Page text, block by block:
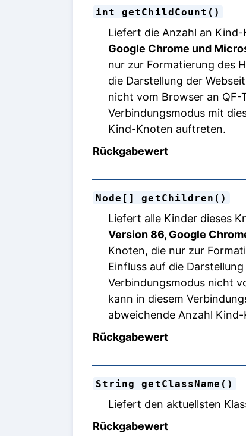
int getChildCount()
Liefert die Anzahl an Kind-
Google Chrome und
nur zur Formatierung des
die Darstellung der
nicht vom Browser an QF-
Verbindungsmodus mit
Kind-Knoten auftreten.
Rückgabewert
Node[] getChildren()
Liefert alle Kinder dieses
Version 86, Google
Knoten, die nur zur
Einfluss auf die
Verbindungsmodus nicht
kann in diesem
abweichende Anzahl
Rückgabewert
String getClassName()
Liefert den aktuellsten
Rückgabewert